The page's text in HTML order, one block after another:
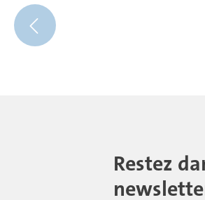
Restez